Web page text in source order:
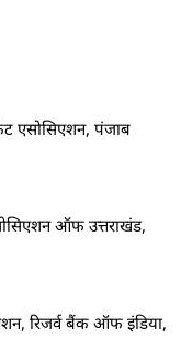
एसोसिएशन, पंजाब
ऑफ उत्तराखंड,
रिजर्व बैंक ऑफ इंडिया,